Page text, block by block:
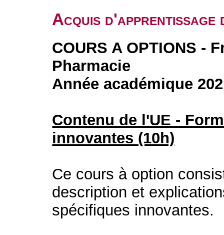
Acquis d'apprentissage
COURS A OPTIONS -
Pharmacie
Année académique
Contenu de l'UE -
innovantes (10h)
Ce cours à option
description et
spécifiques innovantes.